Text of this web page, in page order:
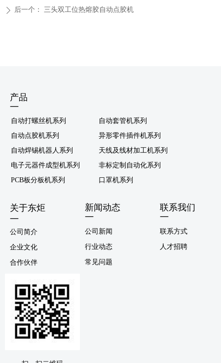
ꄲ 后一个： 三头双工位热熔胶自动点胶机
公司简介
企业文化
合作伙伴
关于东炬
—
公司新闻
行业动态
常见问题
新闻动态
—
联系方式
人才招聘
联系我们
—
自动打螺丝机系列
自动点胶机系列
自动焊锡机器人系列
电子元器件成型机系列
PCB板分板机系列
产品
—
自动套管机系列
异形零件插件机系列
天线及线材加工机系列
非标定制自动化系列
口罩机系列